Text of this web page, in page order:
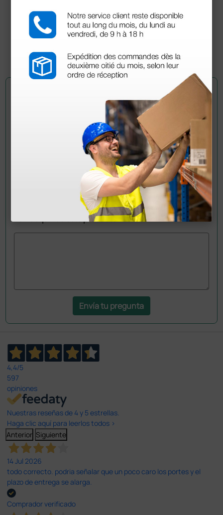
15,82 € 22,60 €
(Precio sin IVA)
1 ud.
Pregúntale a un colega
¿Todavía tienes alguna duda? ¿Necesitas más
Envía ahora mismo tu pregunta a los colegas que ya
han adquirido este producto.
Envía tu pregunta
4,4/5
597
opiniones
Nuestras reseñas de 4 y 5 estrellas.
Haga clic aquí para leerlos todos >
Anterior Siguiente
14 Jul 2026
todo correcto. podria señalar que un poco caro los portes y el
plazo de entrega se alarga.
Comprador verificado